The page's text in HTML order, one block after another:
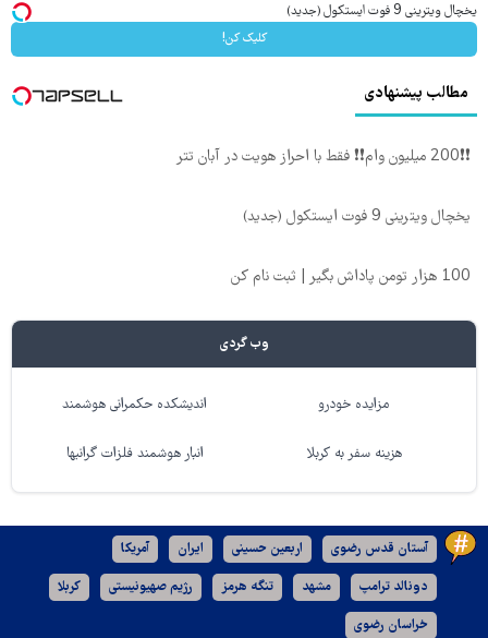
یخچال ویترینی 9 فوت ایستکول (جدید)
کلیک کن!
مطالب پیشنهادی
❗❗200 میلیون وام❗❗ فقط با احراز هویت در آبان تتر
یخچال ویترینی 9 فوت ایستکول (جدید)
100 هزار تومن پاداش بگیر | ثبت نام کن
وب گردی
مزایده خودرو اندیشکده حکمرانی هوشمند
هزینه سفر به کربلا انبار هوشمند فلزات گرانبها
آستان قدس رضوی اربعین حسینی ایران آمریکا
دونالد ترامپ مشهد تنگه هرمز رژیم صهیونیستی کربلا
خراسان رضوی